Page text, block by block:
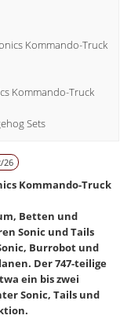
Kommando-Truck
Kommando-Truck
Sets
26
Kommando-Truck
Betten und
Sonic und Tails
Burrobot und
Der 747-teilige
ein bis zwei
Sonic, Tails und